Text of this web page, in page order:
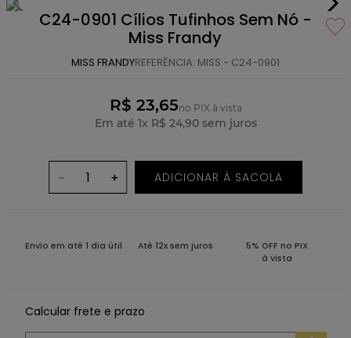
C24-0901 Cílios Tufinhos Sem Nó -
Miss Frandy
MISS FRANDYREFERÊNCIA: MISS - C24-0901
R$ 23,65no PIX à vista
Em até 1x R$ 24,90sem juros
＋
－ ADICIONAR À SACOLA
Envio em até 1 dia útil Até 12x sem juros
5% OFF no PIX
à vista
Calcular frete e prazo